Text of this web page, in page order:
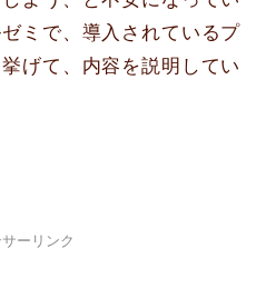
ミで、導入されているプ
げて、内容を説明してい
ーリンク